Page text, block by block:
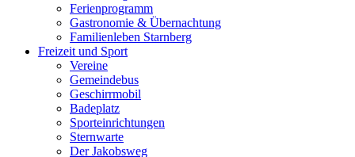
Ferienprogramm
Gastronomie & Übernachtung
Familienleben Starnberg
Freizeit und Sport
Vereine
Gemeindebus
Geschirrmobil
Badeplatz
Sporteinrichtungen
Sternwarte
Der Jakobsweg